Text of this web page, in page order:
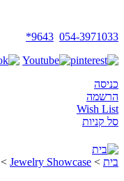
054-3971033
9643*
כניסה
הרשמה
Wish List
סל קניות
בית >
Jewelry Showcase
>